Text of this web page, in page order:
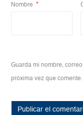
Nombre *
Guarda mi nombre,
próxima vez que comente.